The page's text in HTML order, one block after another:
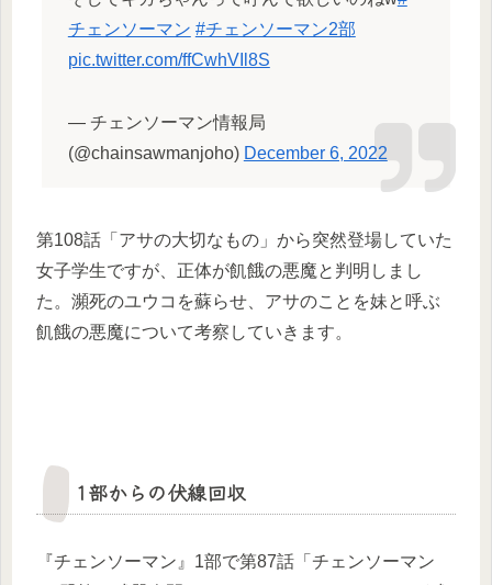
チェンソーマン #チェンソーマン2部
pic.twitter.com/ffCwhVIl8S
— チェンソーマン情報局
(@chainsawmanjoho) December 6, 2022
第108話「アサの大切なもの」から突然登場していた
女子学生ですが、正体が飢餓の悪魔と判明しまし
た。瀕死のユウコを蘇らせ、アサのことを妹と呼ぶ
飢餓の悪魔について考察していきます。
1部からの伏線回収
『チェンソーマン』1部で第87話「チェンソーマン